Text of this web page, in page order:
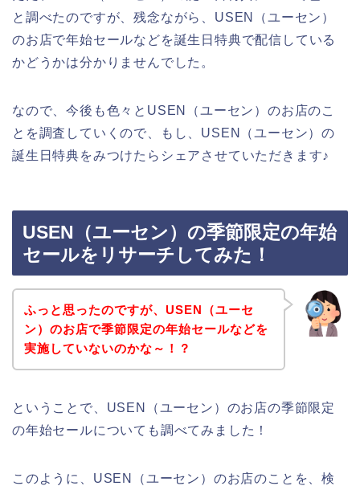
と調べたのですが、残念ながら、USEN（ユーセン）
のお店で年始セールなどを誕生日特典で配信している
かどうかは分かりませんでした。
なので、今後も色々とUSEN（ユーセン）のお店のこ
とを調査していくので、もし、USEN（ユーセン）の
誕生日特典をみつけたらシェアさせていただきます♪
USEN（ユーセン）の季節限定の年始
セールをリサーチしてみた！
ふっと思ったのですが、USEN（ユーセ
ン）のお店で季節限定の年始セールなどを
実施していないのかな～！？
ということで、USEN（ユーセン）のお店の季節限定
の年始セールについても調べてみました！
このように、USEN（ユーセン）のお店のことを、検